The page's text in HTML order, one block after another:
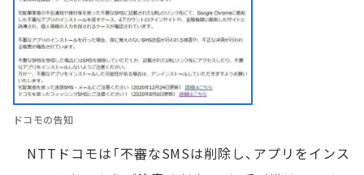
ドコモの告知
NTTドコモは「不審なSMSは削除し、アプリをインス